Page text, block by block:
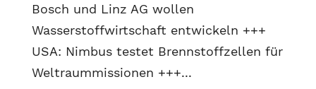
Bosch und Linz AG wollen
Wasserstoffwirtschaft entwickeln +++
USA: Nimbus testet Brennstoffzellen für
Weltraummissionen +++...